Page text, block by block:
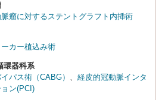
瘤に対するステントグラフト内挿術
カー植込み術
環器科系
パス術（CABG） 、 経皮的冠動脈インタ
ン(PCI)